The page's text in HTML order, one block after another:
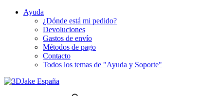
Ayuda
¿Dónde está mi pedido?
Devoluciones
Gastos de envío
Métodos de pago
Contacto
Todos los temas de "Ayuda y Soporte"